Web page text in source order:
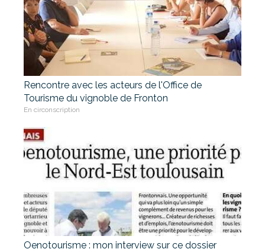
Rencontre avec les acteurs de l'Office de
Tourisme du vignoble de Fronton
En circonscription
Oenotourisme : mon interview sur ce dossier